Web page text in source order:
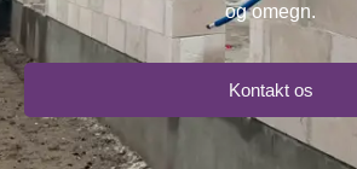
og omegn.
Kontakt os